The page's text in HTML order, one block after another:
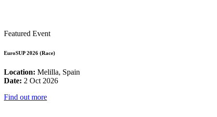
Featured Event
EuroSUP 2026 (Race)
Location: Melilla, Spain
Date: 2 Oct 2026
Find out more